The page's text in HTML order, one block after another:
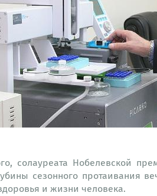
солауреата Нобелевской
сезонного протаивания
и жизни человека.